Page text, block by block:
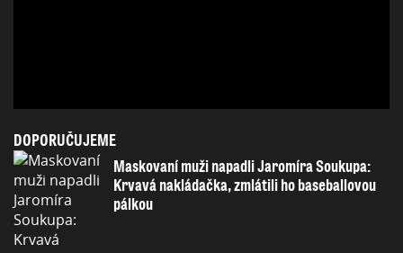
DOPORUČUJEME
Maskovaní muži napadli Jaromíra Soukupa:
Krvavá nakládačka, zmlátili ho baseballovou
pálkou